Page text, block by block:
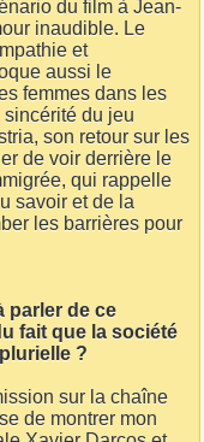
du film à Jean-
inaudible. Le
et
aussi le
femmes dans les
du jeu
son retour sur les
de voir derrière le
qui rappelle
savoir et de la
les barrières pour
parler de ce
fait que la société
?
sur la chaîne
de montrer mon